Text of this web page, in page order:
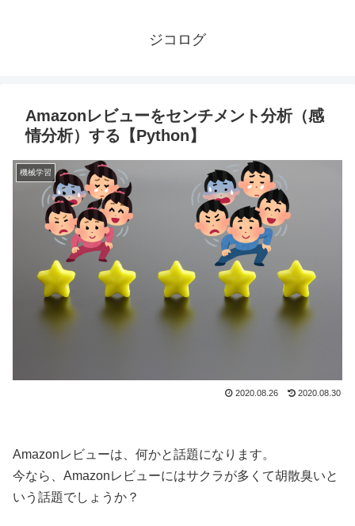
ジコログ
Amazonレビューをセンチメント分析（感
情分析）する【Python】
機械学習
2020.08.30
2020.08.26
Amazonレビューは、何かと話題になります。
今なら、Amazonレビューにはサクラが多くて胡散臭いと
いう話題でしょうか？